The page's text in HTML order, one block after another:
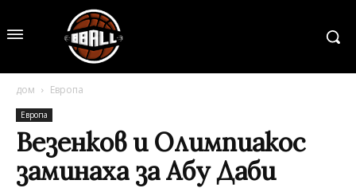
дом Европа
Европа
Везенков и Олимпиакос
заминаха за Абу Даби